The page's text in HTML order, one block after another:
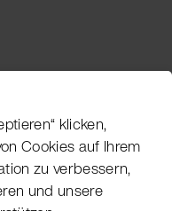
klicken,
Cookies auf Ihrem
zu verbessern,
und unsere